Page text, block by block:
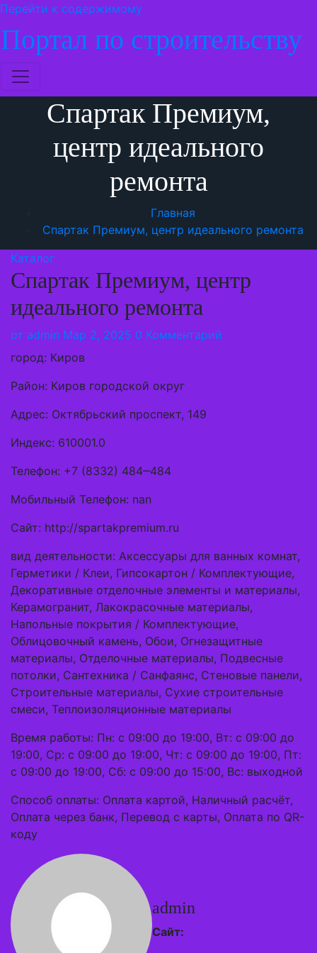
Перейти к содержимому
Портал по строительству
Спартак Премиум,
центр идеального
ремонта
Главная
Спартак Премиум, центр идеального ремонта
Каталог
Спартак Премиум, центр
идеального ремонта
от admin Мар 2, 2025 0 Комментарий
город: Киров
Район: Киров городской округ
Адрес: Октябрьский проспект, 149
Индекс: 610001.0
Телефон: +7 (8332) 484‒484
Мобильный Телефон: nan
Сайт: http://spartakpremium.ru
вид деятельности: Аксессуары для ванных комнат,
Герметики / Клеи, Гипсокартон / Комплектующие,
Декоративные отделочные элементы и материалы,
Керамогранит, Лакокрасочные материалы,
Напольные покрытия / Комплектующие,
Облицовочный камень, Обои, Огнезащитные
материалы, Отделочные материалы, Подвесные
потолки, Сантехника / Санфаянс, Стеновые панели,
Строительные материалы, Сухие строительные
смеси, Теплоизоляционные материалы
Время работы: Пн: с 09:00 до 19:00, Вт: с 09:00 до
19:00, Ср: с 09:00 до 19:00, Чт: с 09:00 до 19:00, Пт:
с 09:00 до 19:00, Сб: с 09:00 до 15:00, Вс: выходной
Способ оплаты: Оплата картой, Наличный расчёт,
Оплата через банк, Перевод с карты, Оплата по QR-
коду
admin
Сайт: